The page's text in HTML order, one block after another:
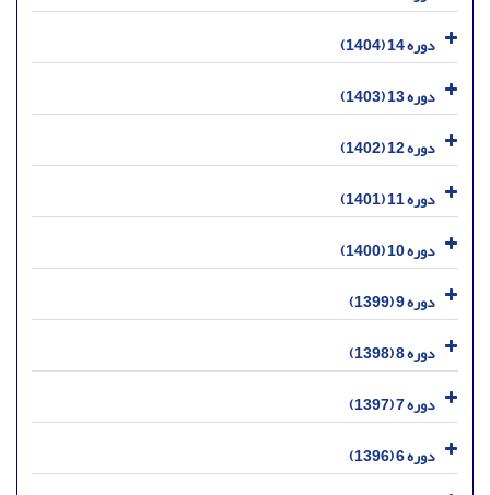
دوره 14 (1404)
دوره 13 (1403)
دوره 12 (1402)
دوره 11 (1401)
دوره 10 (1400)
دوره 9 (1399)
دوره 8 (1398)
دوره 7 (1397)
دوره 6 (1396)